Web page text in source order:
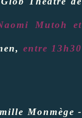
Mutoh et
entre 13h30
Monmège -